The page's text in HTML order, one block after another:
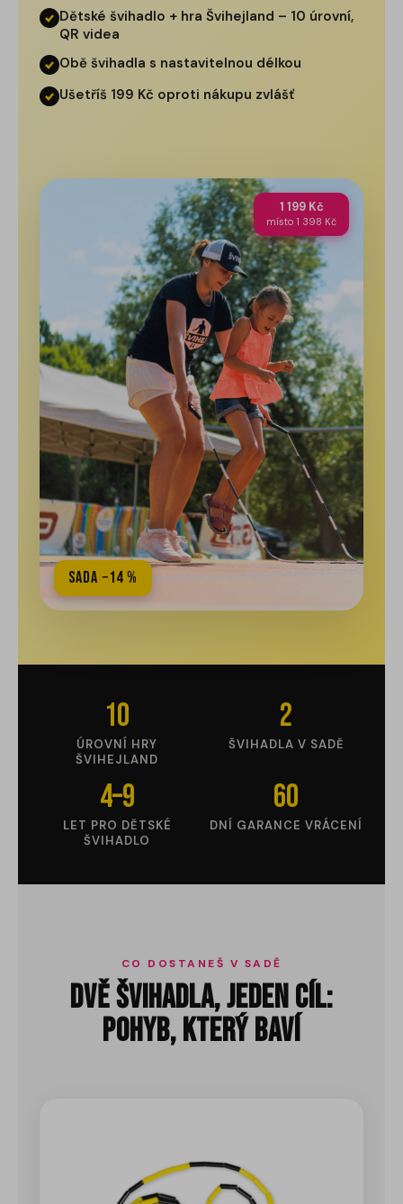
Dětské švihadlo + hra Švihejland – 10 úrovní,
QR videa
Obě švihadla s nastavitelnou délkou
Ušetříš 199 Kč oproti nákupu zvlášť
Sada −14 %
1 199 Kč
místo 1 398 Kč
10
ÚROVNÍ HRY
ŠVIHEJLAND
2
ŠVIHADLA V SADĚ
4–9
LET PRO DĚTSKÉ
ŠVIHADLO
60
DNÍ GARANCE VRÁCENÍ
CO DOSTANEŠ V SADĚ
Dvě švihadla, jeden cíl:
pohyb, který baví